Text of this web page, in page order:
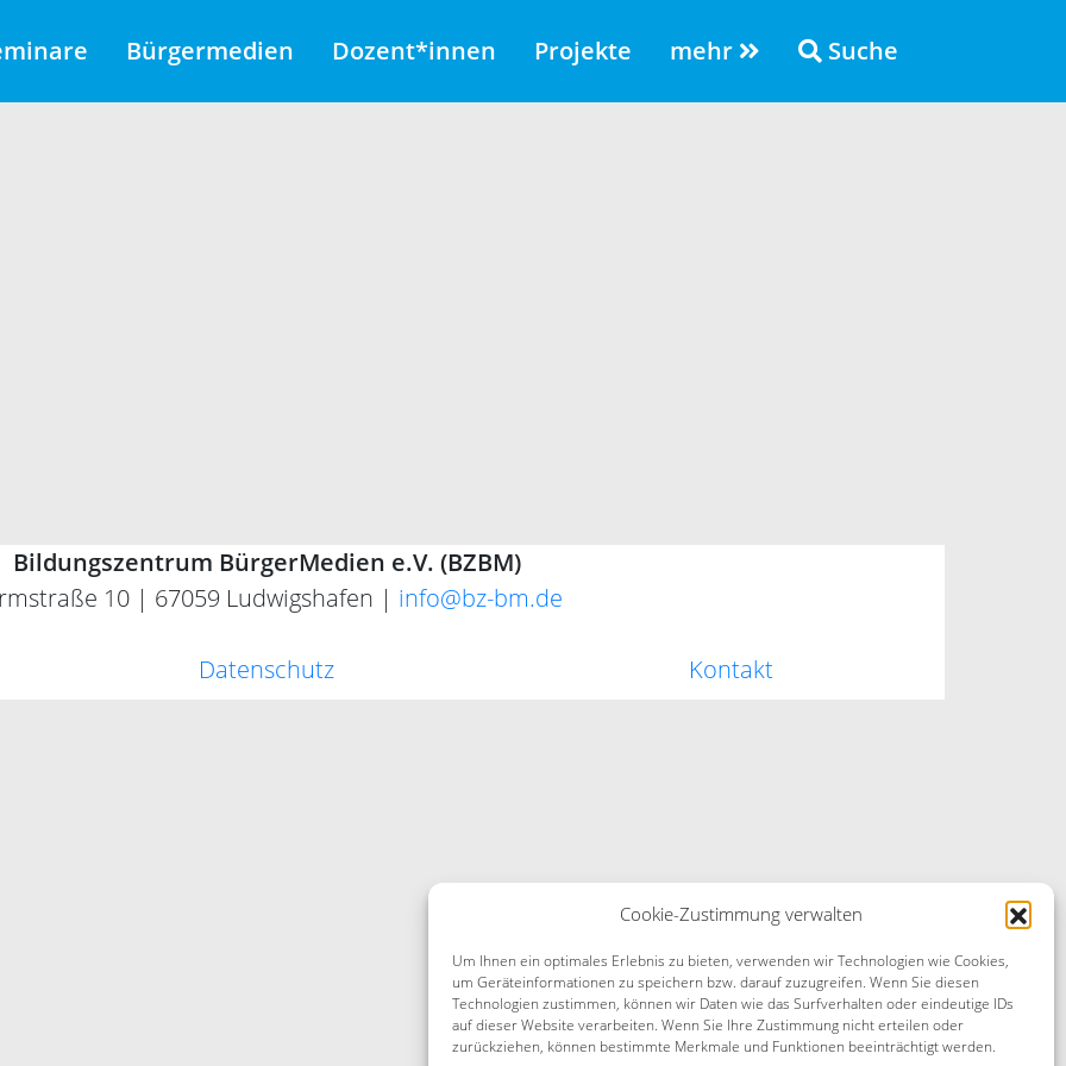
Cookie-Zustimmung verwalten
Um Ihnen ein optimales Erlebnis zu bieten, verwenden wir Technologien wie Cookies,
um Geräteinformationen zu speichern bzw. darauf zuzugreifen. Wenn Sie diesen
Technologien zustimmen, können wir Daten wie das Surfverhalten oder eindeutige IDs
auf dieser Website verarbeiten. Wenn Sie Ihre Zustimmung nicht erteilen oder
zurückziehen, können bestimmte Merkmale und Funktionen beeinträchtigt werden.
Bürgermedien Dozent*innen Projekte mehr Suche
Bildungszentrum BürgerMedien e.V. (BZBM)
10 | 67059 Ludwigshafen | info@bz-bm.de
Datenschutz Kontakt